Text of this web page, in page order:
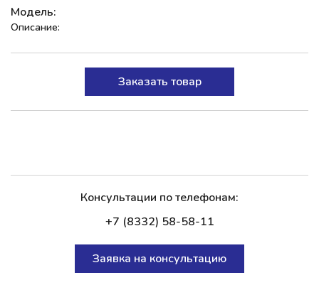
Модель:
Описание:
Заказать товар
Консультации по телефонам:
+7 (8332) 58-58-11
Заявка на консультацию